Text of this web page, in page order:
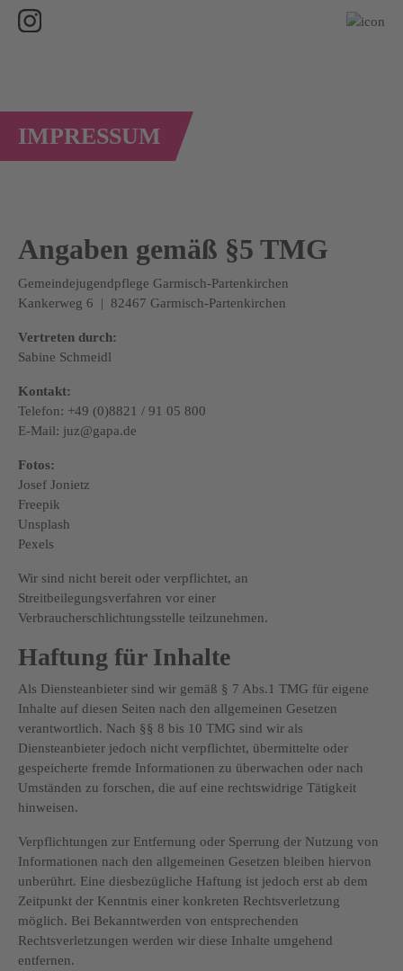
IMPRESSUM
Angaben gemäß §5 TMG
Gemeindejugendpflege Garmisch-Partenkirchen
Kankerweg 6 | 82467 Garmisch-Partenkirchen
Vertreten durch:
Sabine Schmeidl
Kontakt:
Telefon: +49 (0)8821 / 91 05 800
E-Mail: juz@gapa.de
Fotos:
Josef Jonietz
Freepik
Unsplash
Pexels
Wir sind nicht bereit oder verpflichtet, an
Streitbeilegungsverfahren vor einer
Verbraucherschlichtungsstelle teilzunehmen.
Haftung für Inhalte
Als Diensteanbieter sind wir gemäß § 7 Abs.1 TMG für eigene
Inhalte auf diesen Seiten nach den allgemeinen Gesetzen
verantwortlich. Nach §§ 8 bis 10 TMG sind wir als
Diensteanbieter jedoch nicht verpflichtet, übermittelte oder
gespeicherte fremde Informationen zu überwachen oder nach
Umständen zu forschen, die auf eine rechtswidrige Tätigkeit
hinweisen.
Verpflichtungen zur Entfernung oder Sperrung der Nutzung von
Informationen nach den allgemeinen Gesetzen bleiben hiervon
unberührt. Eine diesbezügliche Haftung ist jedoch erst ab dem
Zeitpunkt der Kenntnis einer konkreten Rechtsverletzung
möglich. Bei Bekanntwerden von entsprechenden
Rechtsverletzungen werden wir diese Inhalte umgehend
entfernen.